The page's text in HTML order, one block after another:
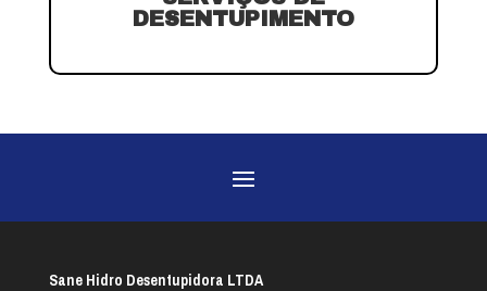
DESENTUPIMENTO
Sane Hidro Desentupidora LTDA